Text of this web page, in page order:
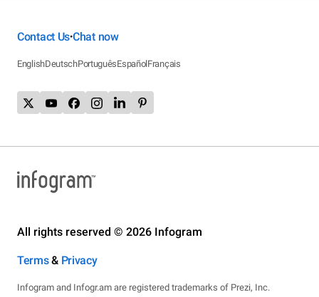
Contact Us•Chat now
EnglishDeutschPortuguêsEspañolFrançais
All rights reserved © 2026 Infogram
Terms& Privacy
Infogram and Infogr.am are registered trademarks of Prezi, Inc.